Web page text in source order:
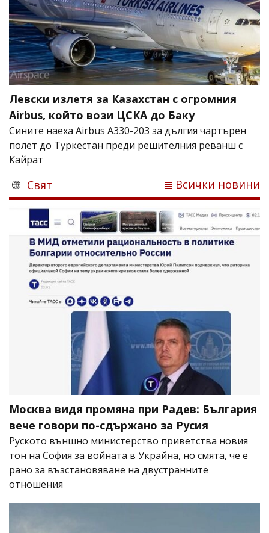
Левски излетя за Казахстан с огромния
Airbus, който вози ЦСКА до Баку
Сините наеха Airbus A330-203 за дългия чартърен
полет до Туркестан преди решителния реванш с
Кайрат
Свят Всички новини
Москва видя промяна при Радев: България
вече говори по-сдържано за Русия
Руското външно министерство приветства новия
тон на София за войната в Украйна, но смята, че е
рано за възстановяване на двустранните
отношения